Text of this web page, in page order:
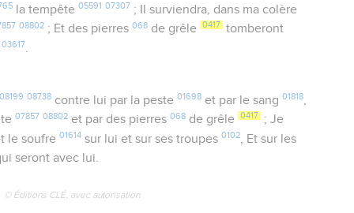
la tempête05591 07307 ; Il surviendra, dans ma colère
08802 ; Et des pierres068 de grêle 0417
tomberont
03617
08199 08738contre lui par la peste 01698et par le sang 01818,
07857 08802 et par des pierres068 de grêle 0417
; Je
le soufre01614 sur lui et sur ses troupes0102
, Et sur les
seront avec lui.
© Éditions CLÉ, avec autorisation